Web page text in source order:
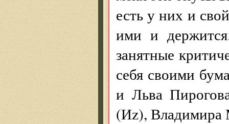
есть у них и
ими и
занятные
себя своими
и Льва
(Иz), Владимира